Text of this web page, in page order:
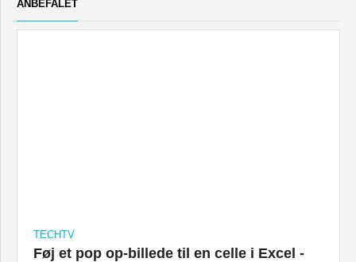
ANBEFALET
TECHTV
Føj et pop op-billede til en celle i Excel -